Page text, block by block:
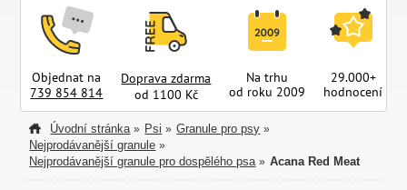
Objednat na
739 854 814
Doprava zdarma
od 1100 Kč
Na trhu
od roku 2009
29.000+
hodnocení
Úvodní stránka » Psi » Granule pro psy »
Nejprodávanější granule »
Nejprodávanější granule pro dospělého psa » Acana Red Meat